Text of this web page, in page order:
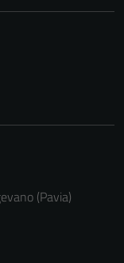
(Pavia)
cookie